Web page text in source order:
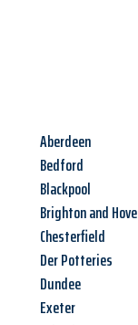
Aberdeen
Bedford
Blackpool
Brighton and Hove
Chesterfield
Der Potteries
Dundee
Exeter